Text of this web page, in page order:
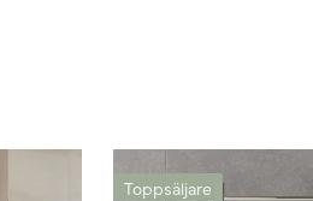
Toppsäljare